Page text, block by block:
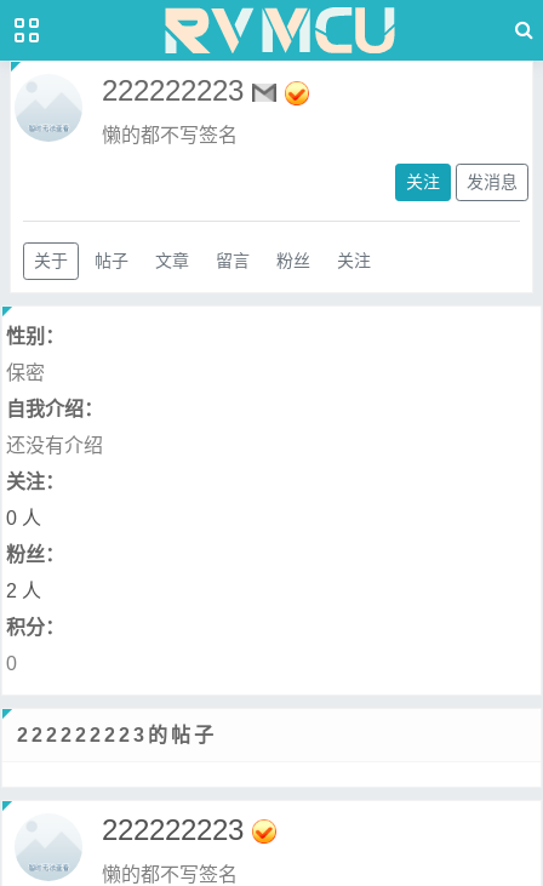
222222223
懒的都不写签名
关注 发消息
关于 帖子 文章 留言 粉丝 关注
性别：
保密
自我介绍：
还没有介绍
关注：
0 人
粉丝：
2 人
积分：
0
222222223的帖子
222222223
懒的都不写签名